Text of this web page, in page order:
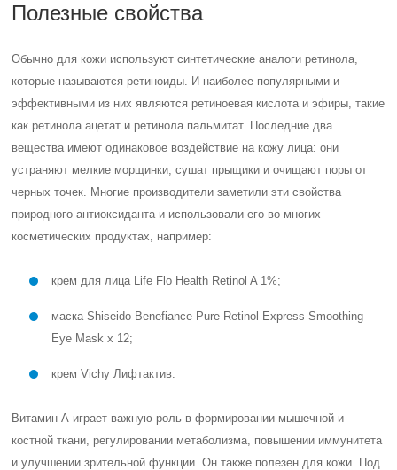
Полезные свойства
Обычно для кожи используют синтетические аналоги ретинола,
которые называются ретиноиды. И наиболее популярными и
эффективными из них являются ретиноевая кислота и эфиры, такие
как ретинола ацетат и ретинола пальмитат. Последние два
вещества имеют одинаковое воздействие на кожу лица: они
устраняют мелкие морщинки, сушат прыщики и очищают поры от
черных точек. Многие производители заметили эти свойства
природного антиоксиданта и использовали его во многих
косметических продуктах, например:
крем для лица Life Flo Health Retinol A 1%;
маска Shiseido Benefiance Pure Retinol Express Smoothing
Eye Mask x 12‎;
крем Vichy Лифтактив.
Витамин А играет важную роль в формировании мышечной и
костной ткани, регулировании метаболизма, повышении иммунитета
и улучшении зрительной функции. Он также полезен для кожи. Под